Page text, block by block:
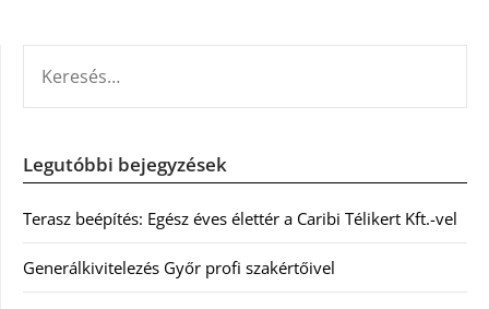
Legutóbbi bejegyzések
Terasz beépítés: Egész éves élettér a Caribi Télikert Kft.-vel
Generálkivitelezés Győr profi szakértőivel